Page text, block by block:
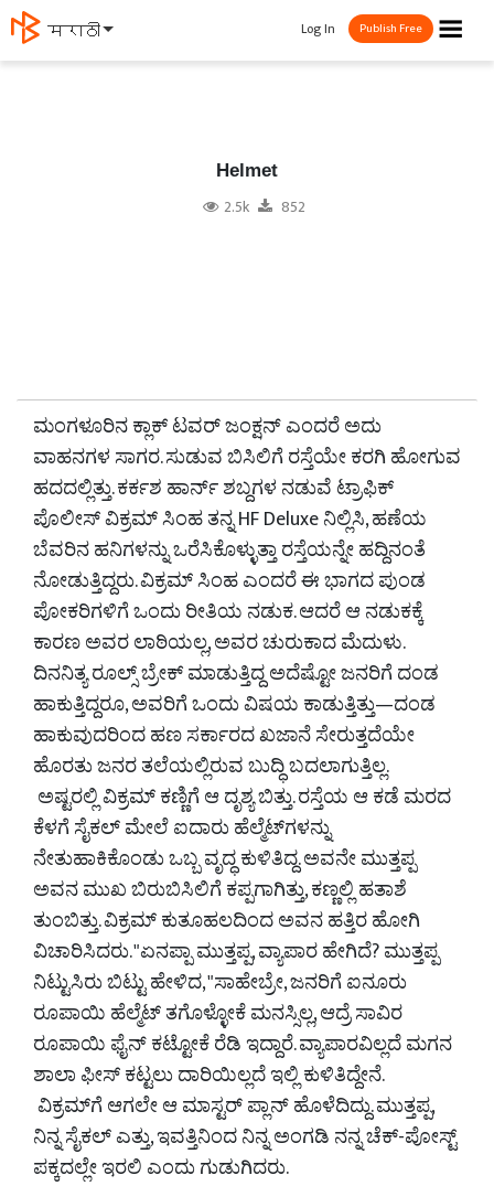
मराठी ☰
Log In Publish Free
Helmet
2.5k 852
ಮಂಗಳೂರಿನ ಕ್ಲಾಕ್ ಟವರ್ ಜಂಕ್ಷನ್ ಎಂದರೆ ಅದು
ವಾಹನಗಳ ಸಾಗರ. ಸುಡುವ ಬಿಸಿಲಿಗೆ ರಸ್ತೆಯೇ ಕರಗಿ ಹೋಗುವ
ಹದದಲ್ಲಿತ್ತು. ಕರ್ಕಶ ಹಾರ್ನ್ ಶಬ್ದಗಳ ನಡುವೆ ಟ್ರಾಫಿಕ್
ಪೊಲೀಸ್ ವಿಕ್ರಮ್ ಸಿಂಹ ತನ್ನ HF Deluxe ನಿಲ್ಲಿಸಿ, ಹಣೆಯ
ಬೆವರಿನ ಹನಿಗಳನ್ನು ಒರೆಸಿಕೊಳ್ಳುತ್ತಾ ರಸ್ತೆಯನ್ನೇ ಹದ್ದಿನಂತೆ
ನೋಡುತ್ತಿದ್ದರು. ವಿಕ್ರಮ್ ಸಿಂಹ ಎಂದರೆ ಈ ಭಾಗದ ಪುಂಡ
ಪೋಕರಿಗಳಿಗೆ ಒಂದು ರೀತಿಯ ನಡುಕ. ಆದರೆ ಆ ನಡುಕಕ್ಕೆ
ಕಾರಣ ಅವರ ಲಾಠಿಯಲ್ಲ, ಅವರ ಚುರುಕಾದ ಮೆದುಳು.
ದಿನನಿತ್ಯ ರೂಲ್ಸ್ ಬ್ರೇಕ್ ಮಾಡುತ್ತಿದ್ದ ಅದೆಷ್ಟೋ ಜನರಿಗೆ ದಂಡ
ಹಾಕುತ್ತಿದ್ದರೂ, ಅವರಿಗೆ ಒಂದು ವಿಷಯ ಕಾಡುತ್ತಿತ್ತು—ದಂಡ
ಹಾಕುವುದರಿಂದ ಹಣ ಸರ್ಕಾರದ ಖಜಾನೆ ಸೇರುತ್ತದೆಯೇ
ಹೊರತು ಜನರ ತಲೆಯಲ್ಲಿರುವ ಬುದ್ಧಿ ಬದಲಾಗುತ್ತಿಲ್ಲ.
ಅಷ್ಟರಲ್ಲಿ ವಿಕ್ರಮ್ ಕಣ್ಣಿಗೆ ಆ ದೃಶ್ಯ ಬಿತ್ತು. ರಸ್ತೆಯ ಆ ಕಡೆ ಮರದ
ಕೆಳಗೆ ಸೈಕಲ್ ಮೇಲೆ ಐದಾರು ಹೆಲ್ಮೆಟ್‌ಗಳನ್ನು
ನೇತುಹಾಕಿಕೊಂಡು ಒಬ್ಬ ವೃದ್ಧ ಕುಳಿತಿದ್ದ. ಅವನೇ ಮುತ್ತಪ್ಪ
ಅವನ ಮುಖ ಬಿರುಬಿಸಿಲಿಗೆ ಕಪ್ಪಗಾಗಿತ್ತು, ಕಣ್ಣಲ್ಲಿ ಹತಾಶೆ
ತುಂಬಿತ್ತು. ವಿಕ್ರಮ್ ಕುತೂಹಲದಿಂದ ಅವನ ಹತ್ತಿರ ಹೋಗಿ
ವಿಚಾರಿಸಿದರು. "ಏನಪ್ಪಾ ಮುತ್ತಪ್ಪ, ವ್ಯಾಪಾರ ಹೇಗಿದೆ? ಮುತ್ತಪ್ಪ
ನಿಟ್ಟುಸಿರು ಬಿಟ್ಟು ಹೇಳಿದ, "ಸಾಹೇಬ್ರೇ, ಜನರಿಗೆ ಐನೂರು
ರೂಪಾಯಿ ಹೆಲ್ಮೆಟ್ ತಗೊಳ್ಳೋಕೆ ಮನಸ್ಸಿಲ್ಲ, ಆದ್ರೆ ಸಾವಿರ
ರೂಪಾಯಿ ಫೈನ್ ಕಟ್ಟೋಕೆ ರೆಡಿ ಇದ್ದಾರೆ. ವ್ಯಾಪಾರವಿಲ್ಲದೆ ಮಗನ
ಶಾಲಾ ಫೀಸ್ ಕಟ್ಟಲು ದಾರಿಯಿಲ್ಲದೆ ಇಲ್ಲಿ ಕುಳಿತಿದ್ದೇನೆ.
ವಿಕ್ರಮ್‌ಗೆ ಆಗಲೇ ಆ ಮಾಸ್ಟರ್ ಪ್ಲಾನ್ ಹೊಳೆದಿದ್ದು. ಮುತ್ತಪ್ಪ,
ನಿನ್ನ ಸೈಕಲ್ ಎತ್ತು, ಇವತ್ತಿನಿಂದ ನಿನ್ನ ಅಂಗಡಿ ನನ್ನ ಚೆಕ್-ಪೋಸ್ಟ್
ಪಕ್ಕದಲ್ಲೇ ಇರಲಿ ಎಂದು ಗುಡುಗಿದರು.